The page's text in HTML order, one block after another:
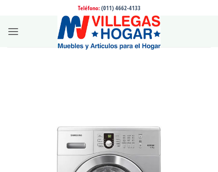
contenido
Teléfono: (011) 4662-4133